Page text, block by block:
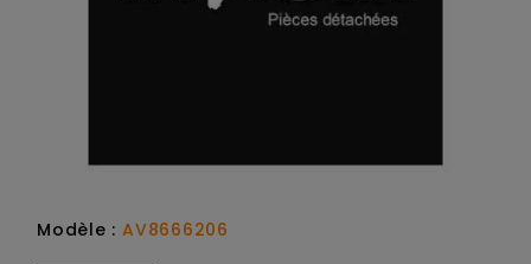
Modèle :AV8666206